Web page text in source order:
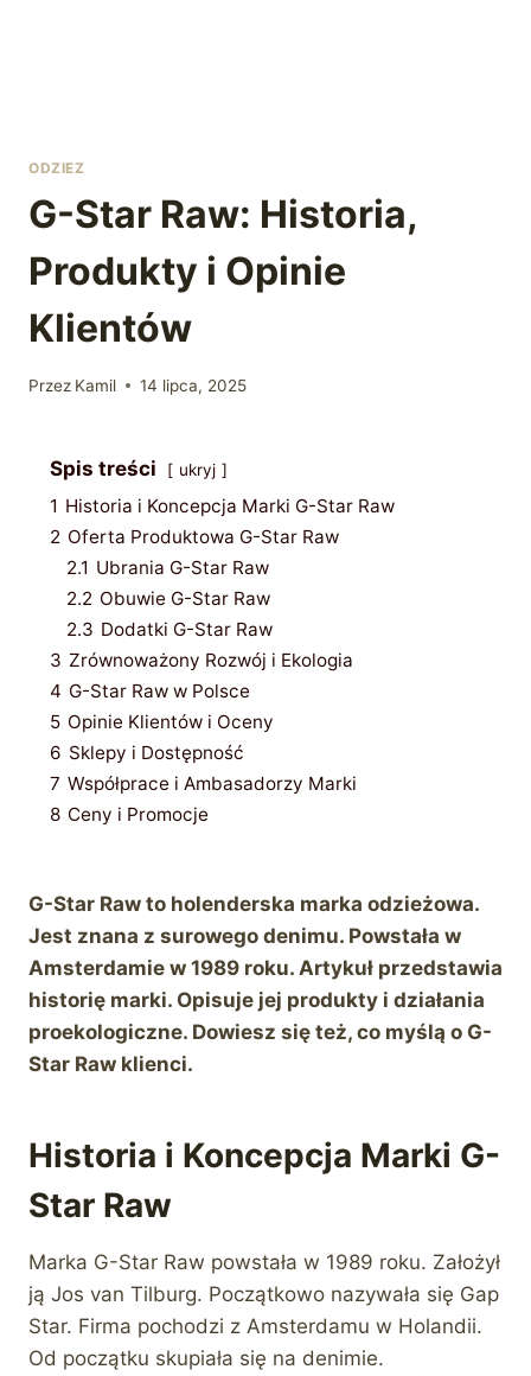
ODZIEZ
G-Star Raw: Historia,
Produkty i Opinie
Klientów
Przez Kamil 14 lipca, 2025
Spis treści ukryj
1 Historia i Koncepcja Marki G-Star Raw
2 Oferta Produktowa G-Star Raw
2.1 Ubrania G-Star Raw
2.2 Obuwie G-Star Raw
2.3 Dodatki G-Star Raw
3 Zrównoważony Rozwój i Ekologia
4 G-Star Raw w Polsce
5 Opinie Klientów i Oceny
6 Sklepy i Dostępność
7 Współprace i Ambasadorzy Marki
8 Ceny i Promocje
G-Star Raw to holenderska marka odzieżowa.
Jest znana z surowego denimu. Powstała w
Amsterdamie w 1989 roku. Artykuł przedstawia
historię marki. Opisuje jej produkty i działania
proekologiczne. Dowiesz się też, co myślą o G-
Star Raw klienci.
Historia i Koncepcja Marki G-
Star Raw
Marka G-Star Raw powstała w 1989 roku. Założył
ją Jos van Tilburg. Początkowo nazywała się Gap
Star. Firma pochodzi z Amsterdamu w Holandii.
Od początku skupiała się na denimie.